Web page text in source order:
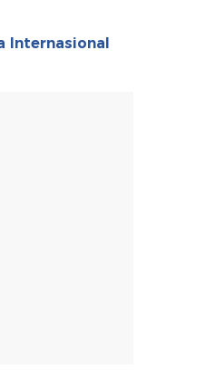
Internasional